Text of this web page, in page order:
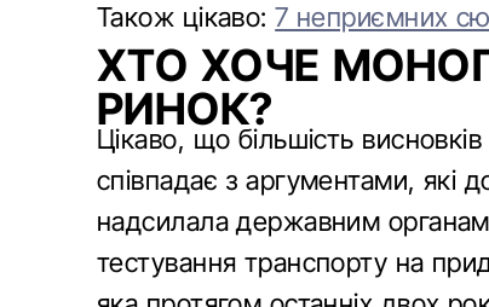
Також цікаво:7 неприємних
ХТО ХОЧЕ
РИНОК?
Цікаво, що більшість
співпадає з аргументами, які
надсилала державним
тестування транспорту на